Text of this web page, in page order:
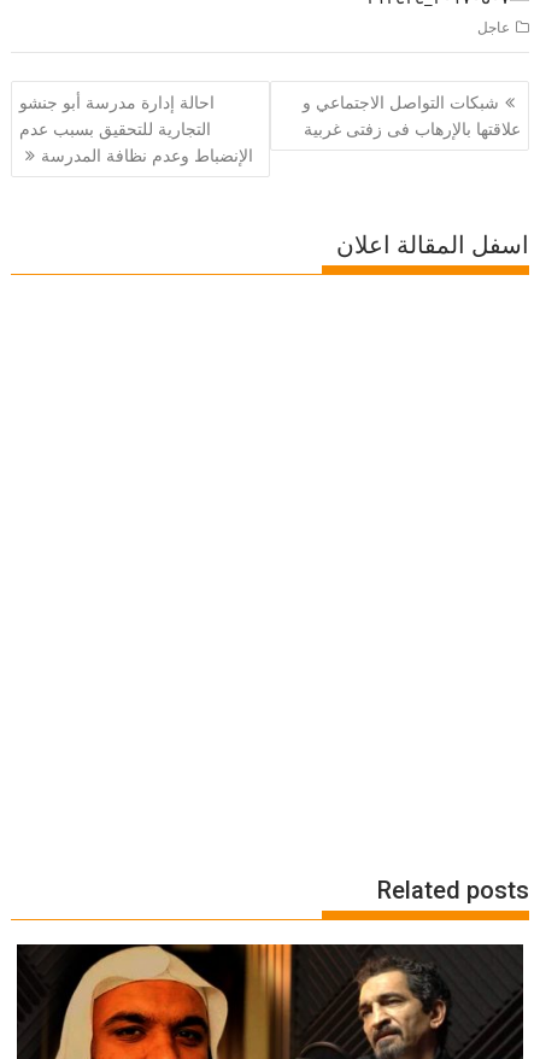
عاجل
تصفّح
المقالات
شبكات التواصل الاجتماعي و
علاقتها بالإرهاب فى زفتى غربية
احالة إدارة مدرسة أبو جنشو
التجارية للتحقيق بسبب عدم
الإنضباط وعدم نظافة المدرسة
اسفل المقالة اعلان
Related posts